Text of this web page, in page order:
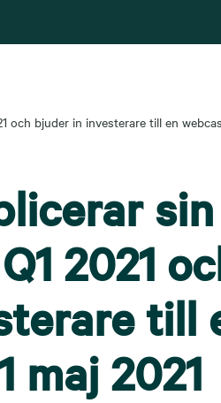
och bjuder in investerare till en
sin
2021
till
maj 2021